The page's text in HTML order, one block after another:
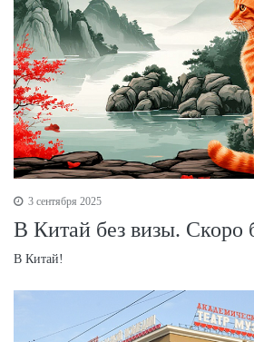
3 сентября 2025
В Китай без визы. Скоро
В Китай!